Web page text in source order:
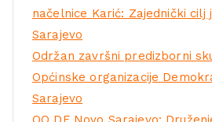
načelnice Karić: Zajednički cilj
Sarajevo
Održan završni predizborni
Općinske organizacije
Sarajevo